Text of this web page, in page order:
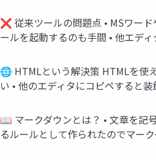
❌ 従来ツールの問題点 • MSワー
ールを起動するのも手間 • 他エデ
🌐 HTMLという解決策 HTMLを使
い • 他のエディタにコピペすると
📖 マークダウンとは？ • 文章を記
るルールとして作られたのでマー